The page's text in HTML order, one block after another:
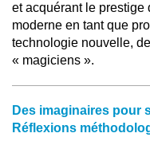
et acquérant le prestige
moderne en tant que
technologie nouvelle,
« magiciens ».
Des imaginaires pour
Réflexions